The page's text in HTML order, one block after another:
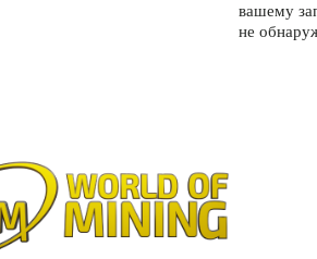
вашему
не